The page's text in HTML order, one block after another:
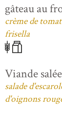
gâteau au
crème de
frisella
Viande salée
salade
d'oignons